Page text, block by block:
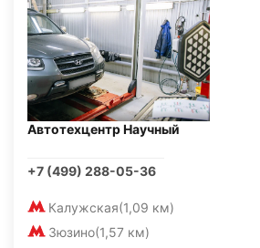
Автотехцентр Научный
+7 (499) 288-05-36
Калужская(1,09 км)
Зюзино(1,57 км)